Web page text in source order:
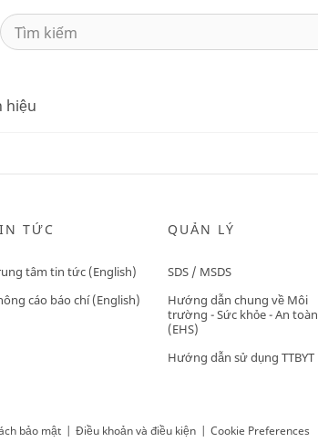
hiệu
TỨC
tâm tin tức (English)
cáo báo chí (English)
QUẢN LÝ
SDS / MSDS
Hướng dẫn chung về Môi
trường - Sức khỏe - An toàn
(EHS)
Hướng dẫn sử dụng TTBYT
bảo mật | Điều khoản và điều kiện | Cookie Preferences